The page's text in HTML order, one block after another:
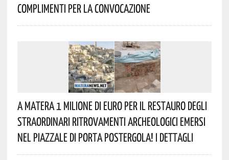
Complimenti Per La Convocazione
A Matera 1 Milione Di Euro Per Il Restauro Degli
Straordinari Ritrovamenti Archeologici Emersi
Nel Piazzale Di Porta Postergola! I Dettagli